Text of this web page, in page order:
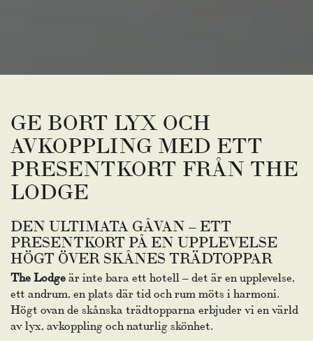
GE BORT LYX OCH
AVKOPPLING MED ETT
PRESENTKORT FRÅN THE
LODGE
DEN ULTIMATA GÅVAN – ETT
PRESENTKORT PÅ EN UPPLEVELSE
HÖGT ÖVER SKÅNES TRÄDTOPPAR
The Lodgeär inte bara ett hotell – det är en upplevelse,
ett andrum, en plats där tid och rum möts i harmoni.
Högt ovan de skånska trädtopparna erbjuder vi en värld
av lyx, avkoppling och naturlig skönhet.